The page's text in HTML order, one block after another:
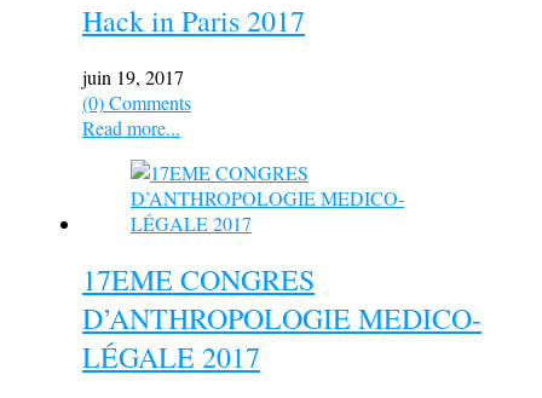
Hack in Paris 2017
juin 19, 2017
(0) Comments
Read more...
17EME CONGRES
D’ANTHROPOLOGIE MEDICO-
LÉGALE 2017